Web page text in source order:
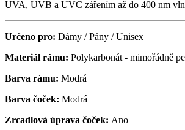
UVA, UVB a UVC zářením až do 400 nm
Určeno pro: Dámy / Pány / Unisex
Materiál rámu: Polykarbonát - mimořádně
Barva rámu: Modrá
Barva čoček: Modrá
Zrcadlová úprava čoček: Ano